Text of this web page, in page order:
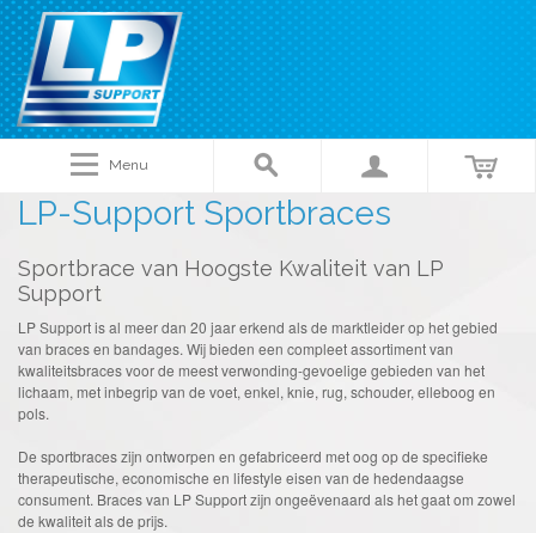
Menu
LP-Support Sportbraces
Sportbrace van Hoogste Kwaliteit van LP
Support
LP Support is al meer dan 20 jaar erkend als de marktleider op het gebied
van braces en bandages. Wij bieden een compleet assortiment van
kwaliteitsbraces voor de meest verwonding-gevoelige gebieden van het
lichaam, met inbegrip van de voet, enkel, knie, rug, schouder, elleboog en
pols.
De sportbraces zijn ontworpen en gefabriceerd met oog op de specifieke
therapeutische, economische en lifestyle eisen van de hedendaagse
consument. Braces van LP Support zijn ongeëvenaard als het gaat om zowel
de kwaliteit als de prijs.